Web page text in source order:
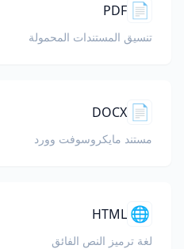
📄
PDF
تنسيق المستندات المحمولة
📄
DOCX
مستند مايكروسوفت وورد
🌐
HTML
لغة ترميز النص الفائق